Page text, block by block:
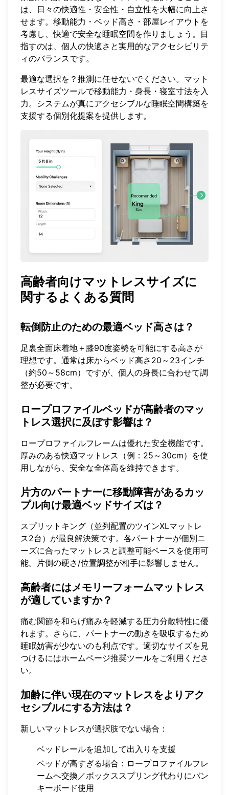
は、日々の快適性・安全性・自立性を大幅に向上さ
せます。移動能力・ベッド高さ・部屋レイアウトを
考慮し、快適で安全な睡眠空間を作りましょう。目
指すのは、個人の快適さと実用的なアクセシビリテ
ィのバランスです。
最適な選択を？推測に任せないでください。 マット
レスサイズツールで移動能力・身長・寝室寸法を入
力。システムが真にアクセシブルな睡眠空間構築を
支援する個別化提案を提供します。
高齢者向けマットレスサイズに
関するよくある質問
転倒防止のための最適ベッド高さは？
足裏全面床着地＋膝90度姿勢を可能にする高さが
理想です。通常は床からベッド高さ20～23インチ
（約50～58cm）ですが、個人の身長に合わせて調
整が必要です。
ロープロファイルベッドが高齢者のマッ
トレス選択に及ぼす影響は？
ロープロファイルフレームは優れた安全機能です。
厚みのある快適マットレス（例：25～30cm）を使
用しながら、安全な全体高を維持できます。
片方のパートナーに移動障害があるカッ
プル向け最適ベッドサイズは？
スプリットキング（並列配置のツインXLマットレ
ス2台）が最良解決策です。各パートナーが個別ニ
ーズに合ったマットレスと調整可能ベースを使用可
能。片側の硬さ/位置調整が相手に影響しません。
高齢者にはメモリーフォームマットレス
が適していますか？
痛む関節を和らげ痛みを軽減する圧力分散特性に優
れます。さらに、パートナーの動きを吸収するため
睡眠妨害が少ないのも利点です。適切なサイズを見
つけるにはホームページ推奨ツールをご利用くださ
い。
加齢に伴い現在のマットレスをよりアク
セシブルにする方法は？
新しいマットレスが選択肢でない場合：
ベッドレールを追加して出入りを支援
ベッドが高すぎる場合：ロープロファイルフレ
ームへ交換／ボックススプリング代わりにバン
キーボード使用